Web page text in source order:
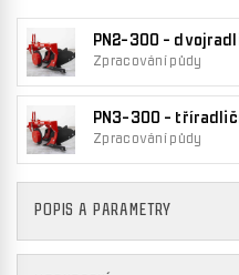
PN2-300 -
Zpracování půdy
PN3-300 -
Zpracování půdy
POPIS A PARAMETRY